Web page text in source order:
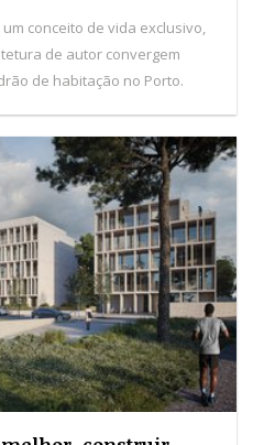
conceito de vida exclusivo,
de autor convergem
de habitação no Porto.